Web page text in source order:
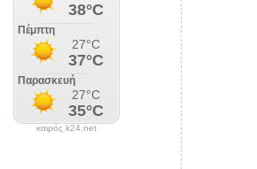
καιρός k24.net